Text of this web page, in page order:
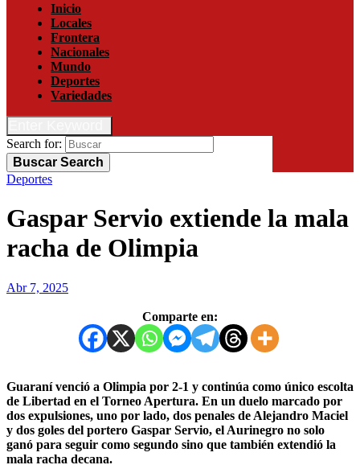
Inicio
Locales
Frontera
Nacionales
Mundo
Deportes
Variedades
Search for:
Buscar Search
Deportes
Gaspar Servio extiende la mala
racha de Olimpia
Abr 7, 2025
Comparte en:
Guaraní venció a Olimpia por 2-1 y continúa como único escolta
de Libertad en el Torneo Apertura. En un duelo marcado por
dos expulsiones, uno por lado, dos penales de Alejandro Maciel
y dos goles del portero Gaspar Servio, el Aurinegro no solo
ganó para seguir como segundo sino que también extendió la
mala racha decana.